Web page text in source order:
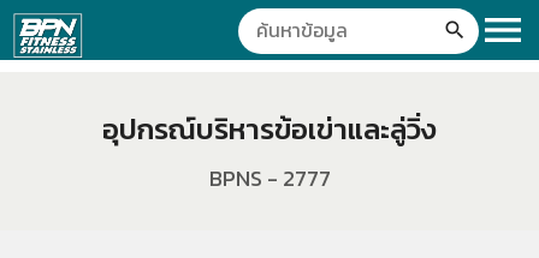
menu
search
อุปกรณ์บริหารข้อเข่าและลู่วิ่ง
BPNS - 2777